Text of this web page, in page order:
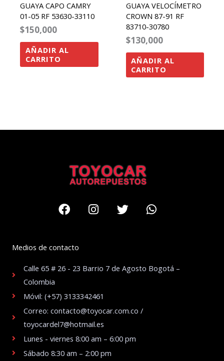
GUAYA CAPO CAMRY
01-05 RF 53630-33110
$150,000
AÑADIR AL
CARRITO
GUAYA VELOCÍMETRO
CROWN 87-91 RF
83710-30780
$130,000
AÑADIR AL
CARRITO
FacebookInstagram
TwitterWhatsapp
Medios de contacto
Calle 65 # 26 - 23 Barrio 7 de Agosto Bogotá –
Colombia
Móvil: (+57) 3133342461
Correo: contacto@toyocar.com.co /
toyocardel7@hotmail.es
Lunes - viernes 8:00 am – 6:00 pm
Sábado 8:30 am – 2:00 pm